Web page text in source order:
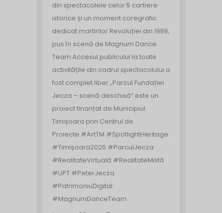
din spectacolele celor 5 cartiere
istorice și un moment coregrafic
dedicat martirilor Revoluției din 1989,
pus în scenă de Magnum Dance
Team.Accesul publicului la toate
activitățile din cadrul spectacolului a
fost complet liber.„Parcul Fundației
Jecza – scenă deschisă” este un
proiect finanțat de Municipiul
Timișoara prin Centrul de
Proiecte.#ArtTM #SpotlightHeritage
#Timișoara2026 #ParculJecza
#RealitateVirtuală #RealitateMixtă
#UPT #PeterJecza
#PatrimoniuDigital
#MagnumDanceTeam